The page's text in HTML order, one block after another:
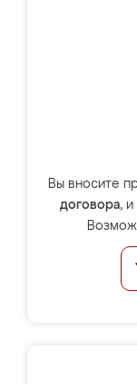
Вы вносите
договора, и